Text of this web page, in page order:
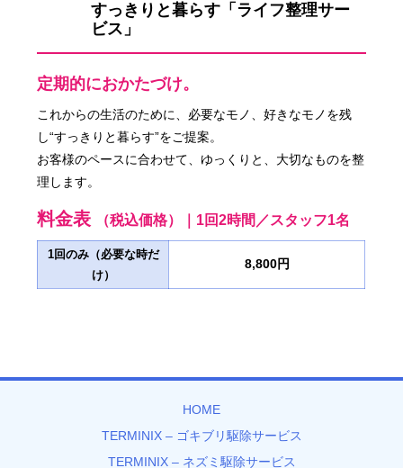
すっきりと暮らす「ライフ整理サー
ビス」
定期的におかたづけ。
これからの生活のために、必要なモノ、好きなモノを残
し“すっきりと暮らす”をご提案。
お客様のペースに合わせて、ゆっくりと、大切なものを整
理します。
料金表 （税込価格）｜1回2時間／スタッフ1名
1回のみ（必要な時だ
け）
8,800円
HOME
TERMINIX – ゴキブリ駆除サービス
TERMINIX – ネズミ駆除サービス